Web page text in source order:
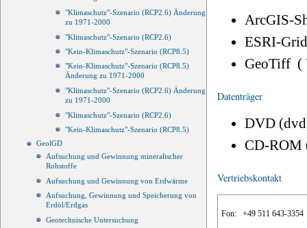
"Klimaschutz"-Szenario (RCP2.6) Änderung
zu 1971-2000
"Klimaschutz"-Szenario (RCP2.6)
"Kein-Klimaschutz"-Szenario (RCP8.5)
"Kein-Klimaschutz"-Szenario (RCP8.5)
Änderung zu 1971-2000
"Klimaschutz"-Szenario (RCP2.6) Änderung
zu 1971-2000
"Klimaschutz"-Szenario (RCP2.6)
"Kein-Klimaschutz"-Szenario (RCP8.5)
GeolGD
Aufsuchung und Gewinnung mineralischer
Rohstoffe
Aufsuchung und Gewinnung von Erdwärme
Aufsuchung, Gewinnung und Speicherung von
Erdöl/Erdgas
Geotechnische Untersuchung
ArcGIS-
ESRI-
GeoTiff (
Datenträger
DVD
CD-ROM
Vertriebskontakt
Fon: +49 511 643-3354